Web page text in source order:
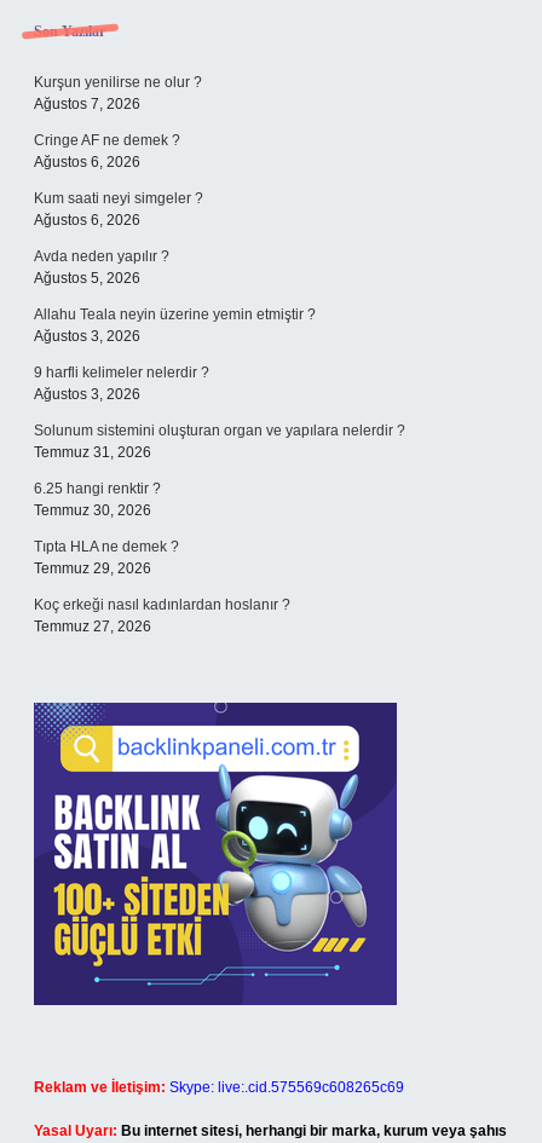
Sidebar
Son Yazılar
Kurşun yenilirse ne olur ?
Ağustos 7, 2026
Cringe AF ne demek ?
Ağustos 6, 2026
Kum saati neyi simgeler ?
Ağustos 6, 2026
Avda neden yapılır ?
Ağustos 5, 2026
Allahu Teala neyin üzerine yemin etmiştir ?
Ağustos 3, 2026
9 harfli kelimeler nelerdir ?
Ağustos 3, 2026
Solunum sistemini oluşturan organ ve yapılara nelerdir ?
Temmuz 31, 2026
6.25 hangi renktir ?
Temmuz 30, 2026
Tıpta HLA ne demek ?
Temmuz 29, 2026
Koç erkeği nasıl kadınlardan hoslanır ?
Temmuz 27, 2026
Reklam ve İletişim: Skype: live:.cid.575569c608265c69
Yasal Uyarı: Bu internet sitesi, herhangi bir marka, kurum veya şahıs